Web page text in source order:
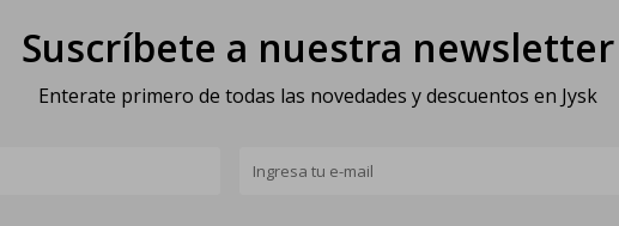
Suscríbete a nuestra newsletter
Enterate primero de todas las novedades y descuentos en Jysk